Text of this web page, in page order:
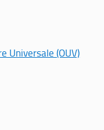
Universale (OUV)